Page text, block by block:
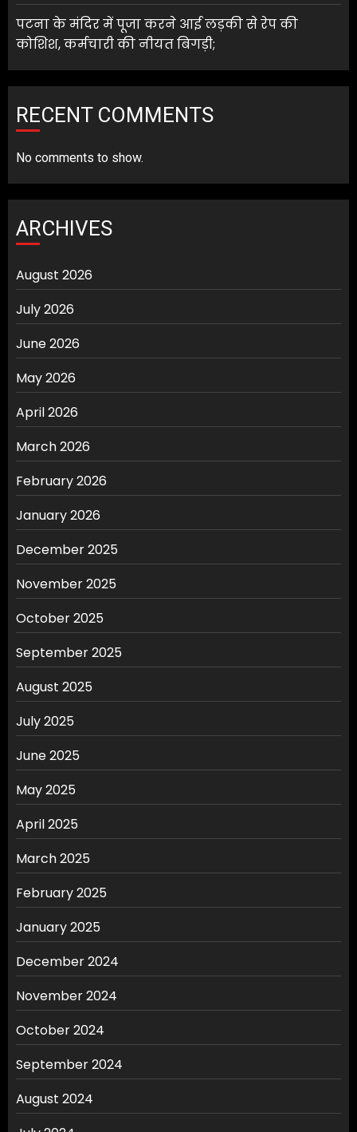
पटना के मंदिर में पूजा करने आई लड़की से रेप की
कोशिश, कर्मचारी की नीयत बिगड़ी;
RECENT COMMENTS
No comments to show.
ARCHIVES
August 2026
July 2026
June 2026
May 2026
April 2026
March 2026
February 2026
January 2026
December 2025
November 2025
October 2025
September 2025
August 2025
July 2025
June 2025
May 2025
April 2025
March 2025
February 2025
January 2025
December 2024
November 2024
October 2024
September 2024
August 2024